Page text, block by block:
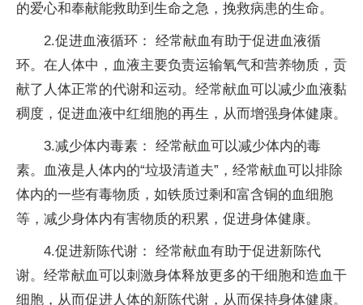
的爱心和奉献能救助到生命之急，挽救病患的生命。
2.促进血液循环： 经常献血有助于促进血液循
环。在人体中，血液主要负责运输氧气和营养物质，贡
献了人体正常的代谢和运动。经常献血可以减少血液黏
稠度，促进血液中红细胞的再生，从而增强身体健康。
3.减少体内毒素： 经常献血可以减少体内的毒
素。血液是人体内的“垃圾清道夫”，经常献血可以排除
体内的一些有毒物质，如铁质过剩和富含铜的血细胞
等，减少身体内有害物质的积累，促进身体健康。
4.促进新陈代谢： 经常献血有助于促进新陈代
谢。经常献血可以刺激身体释放更多的干细胞和造血干
细胞，从而促进人体的新陈代谢，从而保持身体健康。